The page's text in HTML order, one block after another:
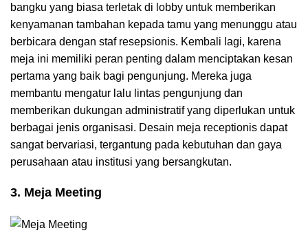
bangku yang biasa terletak di lobby untuk memberikan
kenyamanan tambahan kepada tamu yang menunggu atau
berbicara dengan staf resepsionis. Kembali lagi, karena
meja ini memiliki peran penting dalam menciptakan kesan
pertama yang baik bagi pengunjung. Mereka juga
membantu mengatur lalu lintas pengunjung dan
memberikan dukungan administratif yang diperlukan untuk
berbagai jenis organisasi. Desain meja receptionis dapat
sangat bervariasi, tergantung pada kebutuhan dan gaya
perusahaan atau institusi yang bersangkutan.
3. Meja Meeting